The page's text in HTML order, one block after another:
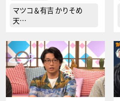
マツコ＆有吉 かりそめ
天…